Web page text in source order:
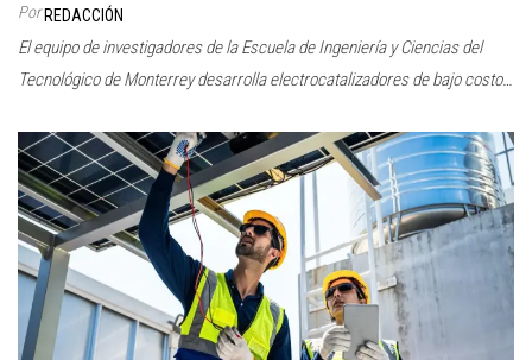
Por REDACCIÓN
El equipo de investigadores de la Escuela de Ingeniería y Ciencias del
Tecnológico de Monterrey desarrolla electrocatalizadores de bajo costo…